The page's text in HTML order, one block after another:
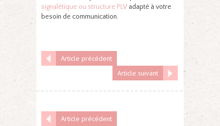
signalétique ou structure PLV adapté à votre
besoin de communication.
Article précédent
Article suivant
Article précédent